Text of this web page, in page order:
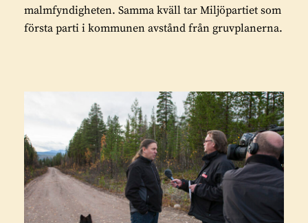
malmfyndigheten. Samma kväll tar Miljöpartiet som
första parti i kommunen avstånd från gruvplanerna.